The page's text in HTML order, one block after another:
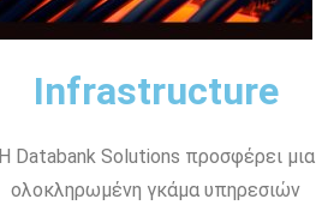
Infrastructure
Η Databank Solutions προσφέρει μια
ολοκληρωμένη γκάμα υπηρεσιών